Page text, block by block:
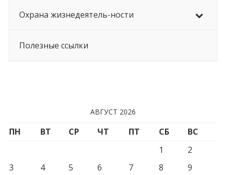
Охрана жизнедеятель-ности
Полезные ссылки
АВГУСТ 2026
ПН ВТ СР ЧТ ПТ СБ
ВС
1
2
3
4 5 6 7 8
9